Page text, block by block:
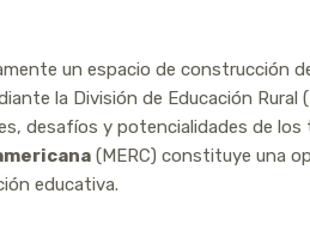
un espacio de
la División de Educación
desafíos y potencialidades de
(MERC) constituye una
educativa.